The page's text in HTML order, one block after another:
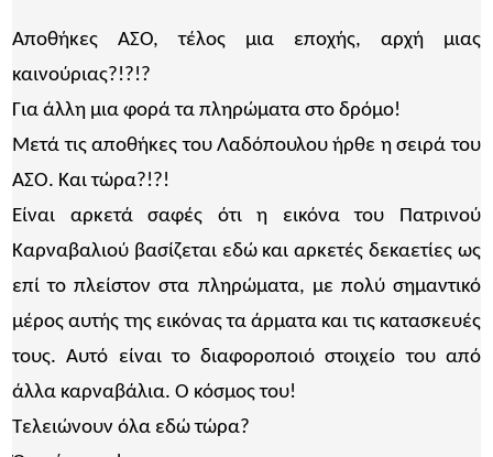
Αποθήκες ΑΣΟ, τέλος μια εποχής, αρχή μιας
καινούριας?!?!?
Για άλλη μια φορά τα πληρώματα στο δρόμο!
Μετά τις αποθήκες του Λαδόπουλου ήρθε η σειρά του
ΑΣΟ. Και τώρα?!?!
Είναι αρκετά σαφές ότι η εικόνα του Πατρινού
Καρναβαλιού βασίζεται εδώ και αρκετές δεκαετίες ως
επί το πλείστον στα πληρώματα, με πολύ σημαντικό
μέρος αυτής της εικόνας τα άρματα και τις κατασκευές
τους. Αυτό είναι το διαφοροποιό στοιχείο του από
άλλα καρναβάλια. Ο κόσμος του!
Τελειώνουν όλα εδώ τώρα?